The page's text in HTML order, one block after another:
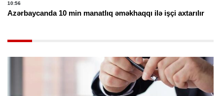
10:56
Azərbaycanda 10 min manatlıq əməkhaqqı ilə işçi axtarılır